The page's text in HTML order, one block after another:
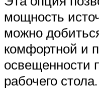
мощность
можно
комфортной и
освещенности
рабочего стола.